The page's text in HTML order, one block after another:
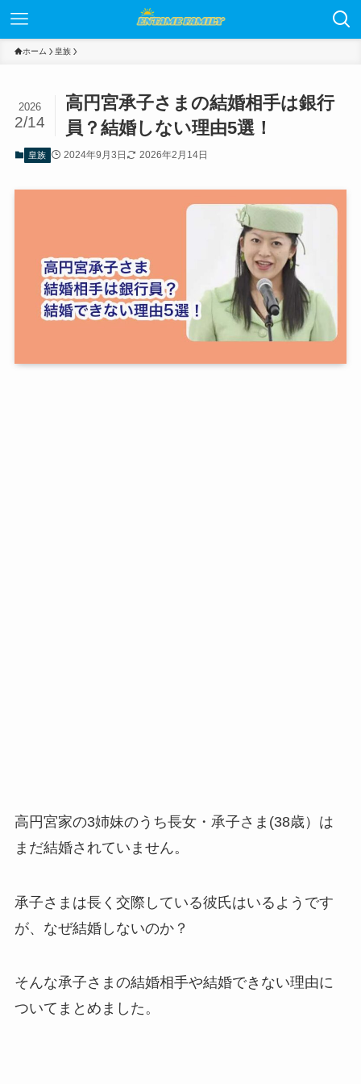
ホーム 皇族
高円宮承子さまの結婚相手は銀行
員？結婚しない理由5選！
2026
2/14
皇族 2024年9月3日 2026年2月14日
高円宮家の3姉妹のうち長女・承子さま(38歳）は
まだ結婚されていません。
承子さまは長く交際している彼氏はいるようです
が、なぜ結婚しないのか？
そんな承子さまの結婚相手や結婚できない理由に
ついてまとめました。